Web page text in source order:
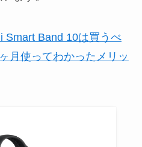
Smart Band 10は買うべ
月使ってわかったメリッ